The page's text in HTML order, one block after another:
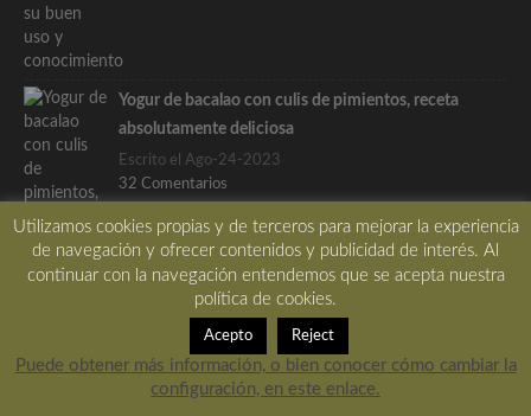
Yogur de bacalao con culis de pimientos, receta
absolutamente deliciosa
Escrito el Ago-24-2023
32 Comentarios
aceite ajo ALIÑO aperitivo Apuntes arroz
berenjena calabacin carne CEBOLLA
Utilizamos cookies propias y de terceros para mejorar la experiencia
de navegación y ofrecer contenidos y publicidad de interés. Al
continuar con la navegación entendemos que se acepta nuestra
política de cookies.
Acepto Reject
Puede obtener más información, o bien conocer cómo cambiar la
configuración, en este enlace.